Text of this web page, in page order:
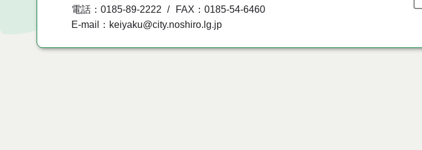
電話：0185-89-2222
FAX：0185-54-6460
E-mail：keiyaku@city.noshiro.lg.jp